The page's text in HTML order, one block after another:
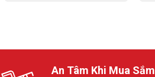
An Tâm Khi Mua Sắm